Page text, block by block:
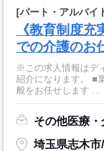
[パート・アルバイ
《教育制度
での介護のお
※この求人情報はデ
紹介になります。 ■業務内容 デイサービスセン
般をお任せします ...
その他医療
埼玉県志木市